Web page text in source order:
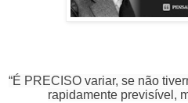
“É PRECISO variar, se não
rapidamente previsível,